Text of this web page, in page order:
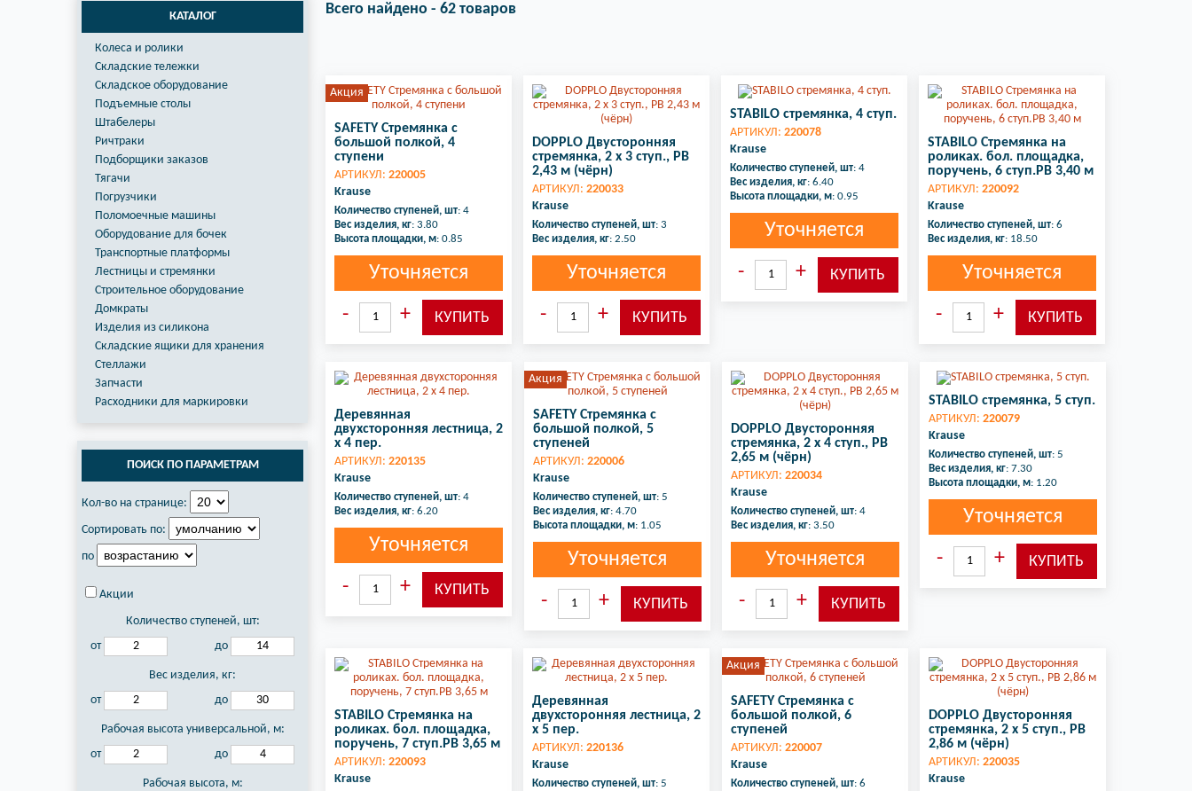
КАТАЛОГ
Колеса и ролики
Складские тележки
Складское оборудование
Подъемные столы
Штабелеры
Ричтраки
Подборщики заказов
Тягачи
Погрузчики
Поломоечные машины
Оборудование для бочек
Транспортные платформы
Лестницы и стремянки
Строительное оборудование
Домкраты
Изделия из силикона
Складские ящики для хранения
Стеллажи
Запчасти
Расходники для маркировки
ПОИСК ПО ПАРАМЕТРАМ
Кол-во на странице:
Сортировать по:
по
Акции
Количество ступеней, шт:
от
до
Вес изделия, кг:
от
до
Рабочая высота универсальной, м:
от
до
Рабочая высота, м:
Всего найдено - 62 товаров
Акция
SAFETY Стремянка с
большой полкой, 4
ступени
АРТИКУЛ: 220005
Krause
Количество ступеней, шт: 4
Вес изделия, кг: 3.80
Высота площадки, м: 0.85
Уточняется
DOPPLO Двусторонняя
стремянка, 2 х 3 ступ., РВ
2,43 м (чёрн)
АРТИКУЛ: 220033
Krause
Количество ступеней, шт: 3
Вес изделия, кг: 2.50
Уточняется
STABILO стремянка, 4 ступ.
АРТИКУЛ: 220078
Krause
Количество ступеней, шт: 4
Вес изделия, кг: 6.40
Высота площадки, м: 0.95
Уточняется
STABILO Стремянка на
роликах. бол. площадка,
поручень, 6 ступ.РВ 3,40 м
АРТИКУЛ: 220092
Krause
Количество ступеней, шт: 6
Вес изделия, кг: 18.50
Уточняется
Деревянная
двухсторонняя лестница, 2
х 4 пер.
АРТИКУЛ: 220135
Krause
Количество ступеней, шт: 4
Вес изделия, кг: 6.20
Уточняется
Акция
SAFETY Стремянка с
большой полкой, 5
ступеней
АРТИКУЛ: 220006
Krause
Количество ступеней, шт: 5
Вес изделия, кг: 4.70
Высота площадки, м: 1.05
Уточняется
DOPPLO Двусторонняя
стремянка, 2 х 4 ступ., РВ
2,65 м (чёрн)
АРТИКУЛ: 220034
Krause
Количество ступеней, шт: 4
Вес изделия, кг: 3.50
Уточняется
STABILO стремянка, 5 ступ.
АРТИКУЛ: 220079
Krause
Количество ступеней, шт: 5
Вес изделия, кг: 7.30
Высота площадки, м: 1.20
Уточняется
STABILO Стремянка на
роликах. бол. площадка,
поручень, 7 ступ.РВ 3,65 м
АРТИКУЛ: 220093
Krause
Деревянная
двухсторонняя лестница, 2
х 5 пер.
АРТИКУЛ: 220136
Krause
Количество ступеней, шт: 5
Акция
SAFETY Стремянка с
большой полкой, 6
ступеней
АРТИКУЛ: 220007
Krause
Количество ступеней, шт: 6
DOPPLO Двусторонняя
стремянка, 2 х 5 ступ., РВ
2,86 м (чёрн)
АРТИКУЛ: 220035
Krause